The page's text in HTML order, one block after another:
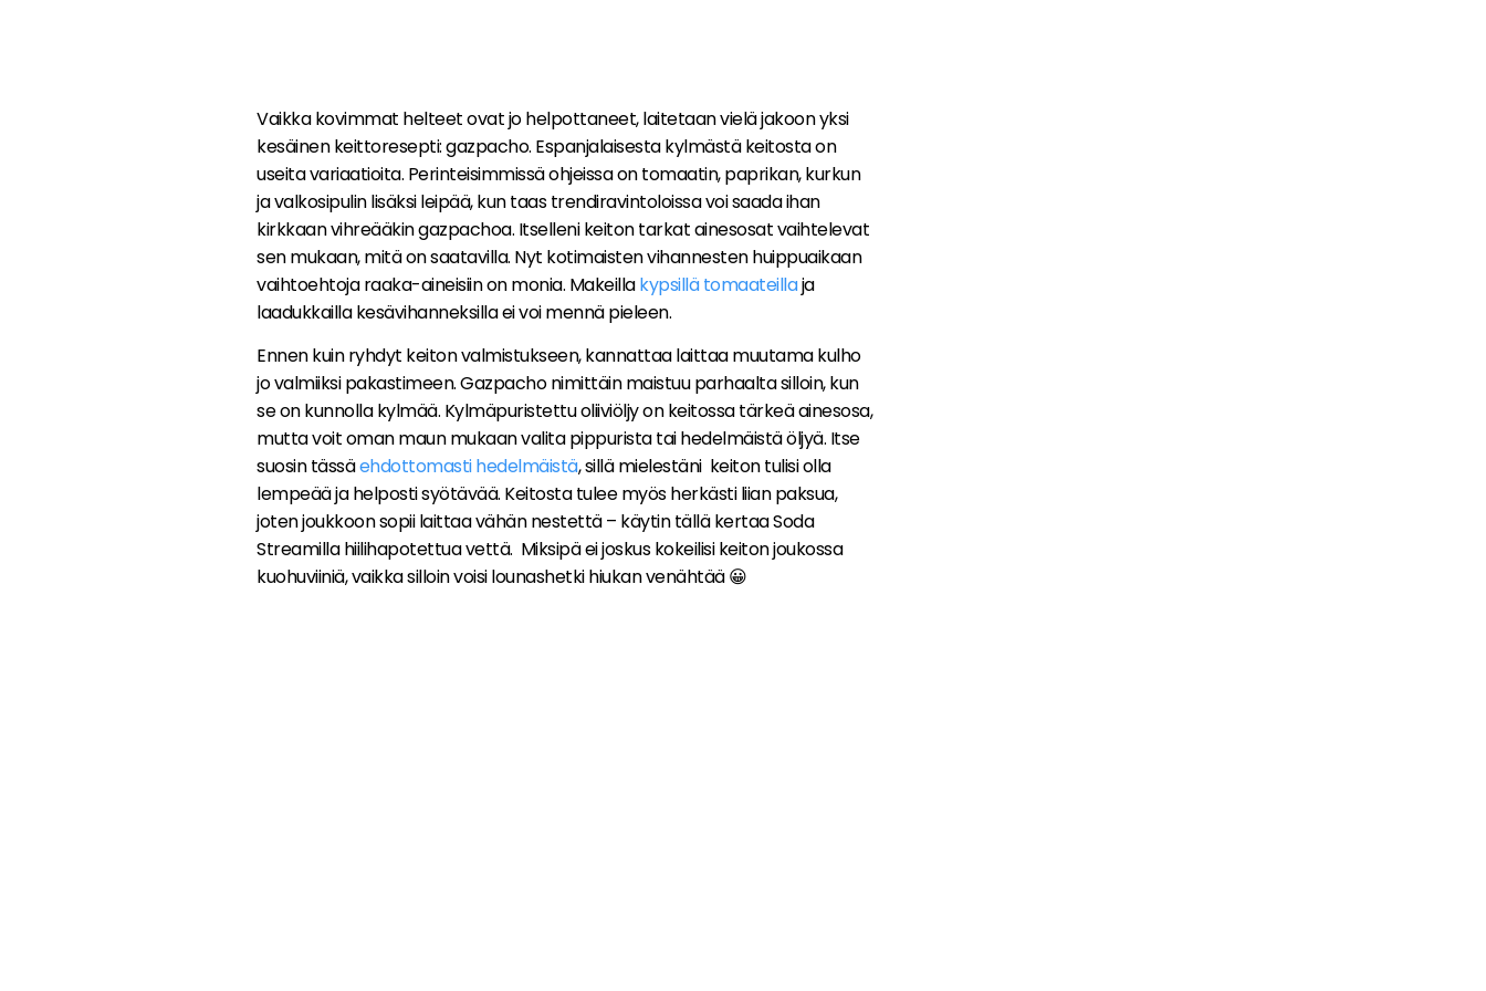
Vaikka kovimmat helteet ovat jo helpottaneet, laitetaan vielä jakoon yksi
kesäinen keittoresepti: gazpacho. Espanjalaisesta kylmästä keitosta on
useita variaatioita. Perinteisimmissä ohjeissa on tomaatin, paprikan, kurkun
ja valkosipulin lisäksi leipää, kun taas trendiravintoloissa voi saada ihan
kirkkaan vihreääkin gazpachoa. Itselleni keiton tarkat ainesosat vaihtelevat
sen mukaan, mitä on saatavilla. Nyt kotimaisten vihannesten huippuaikaan
vaihtoehtoja raaka-aineisiin on monia. Makeillakypsillä tomaateillaja
laadukkailla kesävihanneksilla ei voi mennä pieleen.
Ennen kuin ryhdyt keiton valmistukseen, kannattaa laittaa muutama kulho
jo valmiiksi pakastimeen. Gazpacho nimittäin maistuu parhaalta silloin, kun
se on kunnolla kylmää. Kylmäpuristettu oliiviöljy on keitossa tärkeä ainesosa,
mutta voit oman maun mukaan valita pippurista tai hedelmäistä öljyä. Itse
suosin tässäehdottomasti hedelmäistä, sillä mielestäni keiton tulisi olla
lempeää ja helposti syötävää. Keitosta tulee myös herkästi liian paksua,
joten joukkoon sopii laittaa vähän nestettä – käytin tällä kertaa Soda
Streamilla hiilihapotettua vettä. Miksipä ei joskus kokeilisi keiton joukossa
kuohuviiniä, vaikka silloin voisi lounashetki hiukan venähtää 😀